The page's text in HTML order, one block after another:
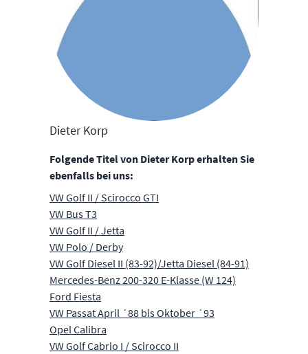
Dieter Korp
Folgende Titel von Dieter Korp erhalten Sie
ebenfalls bei uns:
VW Golf II / Scirocco GTI
VW Bus T3
VW Golf II / Jetta
VW Polo / Derby
VW Golf Diesel II (83-92)/Jetta Diesel (84-91)
Mercedes-Benz 200-320 E-Klasse (W 124)
Ford Fiesta
VW Passat April ´88 bis Oktober ´93
Opel Calibra
VW Golf Cabrio I / Scirocco II